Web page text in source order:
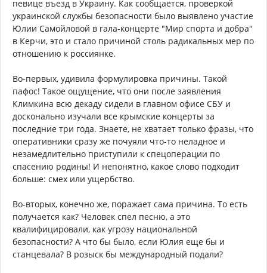
певице въезд в Украину. Как сообщается, проверкой
украинской службы безопасности было выявлено участие
Юлии Самойловой в гала-концерте "Мир спорта и добра"
в Керчи, это и стало причиной столь радикальных мер по
отношению к россиянке.
Во-первых, удивила формулировка причины. Такой
пафос! Такое ощущение, что они после заявления
Климкина всю декаду сидели в главном офисе СБУ и
досконально изучали все крымские концерты за
последние три года. Знаете, не хватает только фразы, что
оперативники сразу же почуяли что-то неладное и
незамедлительно приступили к спецоперации по
спасению родины! И непонятно, какое слово подходит
больше: смех или ущербство.
Во-вторых, конечно же, поражает сама причина. То есть
получается как? Человек спел песню, а это
квалифицировали, как угрозу национальной
безопасности? А что бы было, если Юлия еще бы и
станцевала? В розыск бы международный подали?